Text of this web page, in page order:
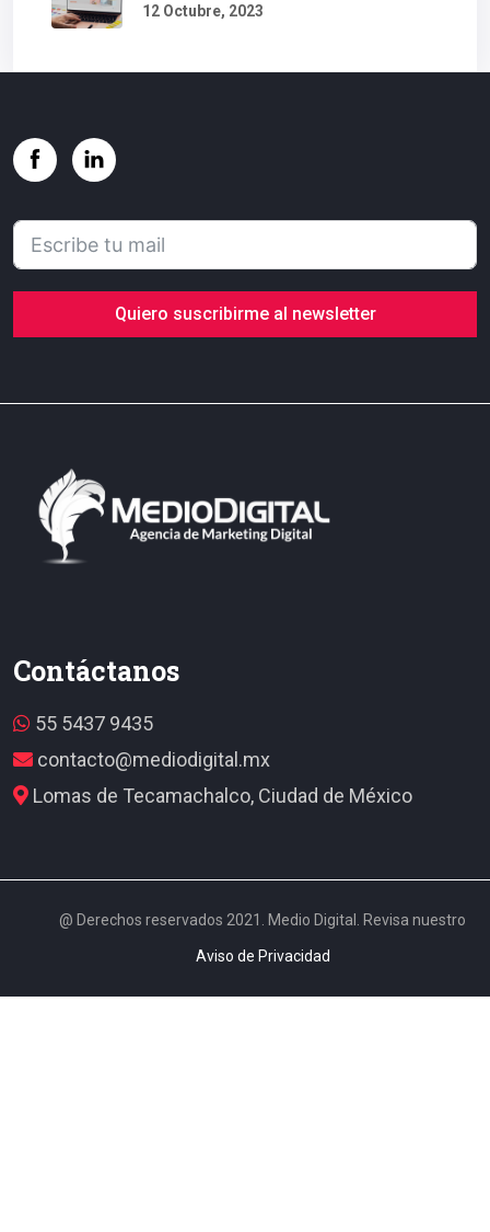
12 Octubre, 2023
Quiero suscribirme al newsletter
Contáctanos
55 5437 9435
contacto@mediodigital.mx
Lomas de Tecamachalco, Ciudad de México
@ Derechos reservados 2021. Medio Digital. Revisa nuestro
Aviso de Privacidad